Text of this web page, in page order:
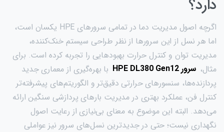
دارد؟
اگرچه اصول مدیریت دما در تمامی سرورهای HPE یکسان است،
اما هر نسل از این سرورها از نظر طراحی سیستم خنک‌کننده،
مدیریت توان و کنترل حرارت بهبودهایی را تجربه کرده است. برای
مثال، سرور HPE DL380 Gen12
با بهره‌گیری از معماری جدید
پردازنده‌ها، سنسورهای حرارتی دقیق‌تر و الگوریتم‌های پیشرفته‌تر
کنترل فن، عملکرد بهتری در مدیریت بارهای پردازشی سنگین ارائه
می‌دهد. البته این موضوع به معنای بی‌نیازی از رعایت اصول
نگهداری نیست؛ حتی در جدیدترین نسل‌های سرور نیز عواملی